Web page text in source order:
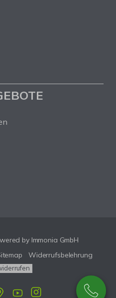
by Immonia GmbH
Widerrufsbelehrung